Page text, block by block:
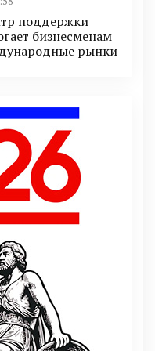
поддержки
бизнесменам
рынки